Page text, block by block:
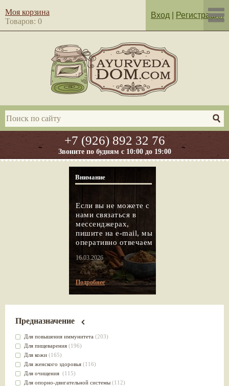
+7 (926) 892 32 76
Звоните по будням с 10:00 до 19:00
Моя корзина
Товаров: 0
Вход Регистрация
Внимание
Если вы не можете с
нами связаться в
мессенджерах,
пишите на e-mail, мы
оперативно отвечаем
16.03.2026
Подробнее
Предназначение
Для повышения иммунитета (203)
Для пищеварения (196)
Для кожи (165)
Для женского здоровья (116)
Для очищения (115)
Для опорно-двигательной системы (112)